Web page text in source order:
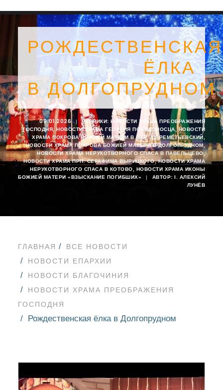
SEARCH
РОЖДЕСТВЕНСКАЯ
ЁЛКА
В ДОЛГОПРУДНОМ
09.01.2026 | РУБРИКИ: НОВОСТИ ХРАМА ПРЕОБРАЖЕНИЯ
ГОСПОДНЯ,НОВОСТИ ХРАМА ГЕОРГИЯ ПОБЕДОНОСЦА,НОВОСТИ
ХРАМА ПОКРОВА БОЖИЕЙ МАТЕРИ В МКР. ШЕРЕМЕТЬЕВСКИЙ
НОВОСТИ ХРАМА ПОКРОВА БОЖИЕЙ МАТЕРИ В ДОЛГОПРУДНОМ,
НОВОСТИ ХРАМА НЕРУКОТВОРНОГО СПАСА В ПАВЕЛЬЦЕВО,
НОВОСТИ ХРАМА ПРП. СЕРАФИМА ВЫРИЦКОГО,НОВОСТИ ХРАМА
НЕРУКОТВОРНОГО СПАСА В КОТОВО
НОВОСТИ ХРАМА ИКОНЫ
БОЖИЕЙ МАТЕРИ «ВЗЫСКАНИЕ ПОГИБШИХ»
| АВТОР: I. АЛЕКСИЙ
ЛУНЁВ
ГЛАВНАЯ
ВСЕ НОВОСТИ
НОВОСТИ ЕПАРХИИ
НОВОСТИ БЛАГОЧИНИЯ
НОВОСТИ ХРАМА ПРЕОБРАЖЕНИЯ
ГОСПОДНЯ
Рождественская ёлка в Долгопрудном